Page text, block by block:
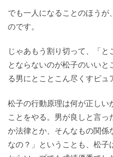
でも一人になることのほう
のです。
じゃあもう割り切って、「と
とならないのが松子のいい
る男にとことこん尽くすピュ
松子の行動原理は何が正しい
ことをやる。男が良しと言っ
か法律とか、そんなもの関係
なの？」ということも、松